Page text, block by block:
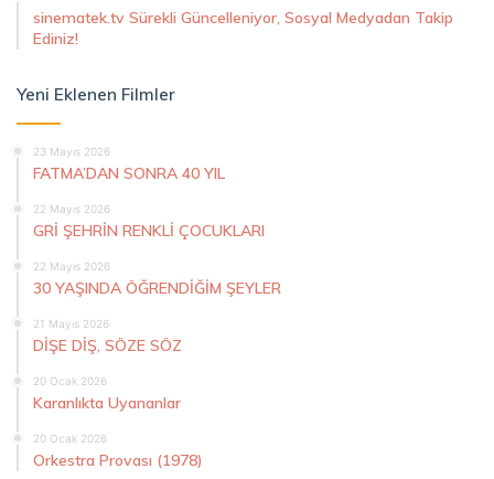
sinematek.tv Sürekli Güncelleniyor, Sosyal Medyadan Takip
Ediniz!
Yeni Eklenen Filmler
23 Mayıs 2026
FATMA’DAN SONRA 40 YIL
22 Mayıs 2026
GRİ ŞEHRİN RENKLİ ÇOCUKLARI
22 Mayıs 2026
30 YAŞINDA ÖĞRENDİĞİM ŞEYLER
21 Mayıs 2026
DİŞE DİŞ, SÖZE SÖZ
20 Ocak 2026
Karanlıkta Uyananlar
20 Ocak 2026
Orkestra Provası (1978)